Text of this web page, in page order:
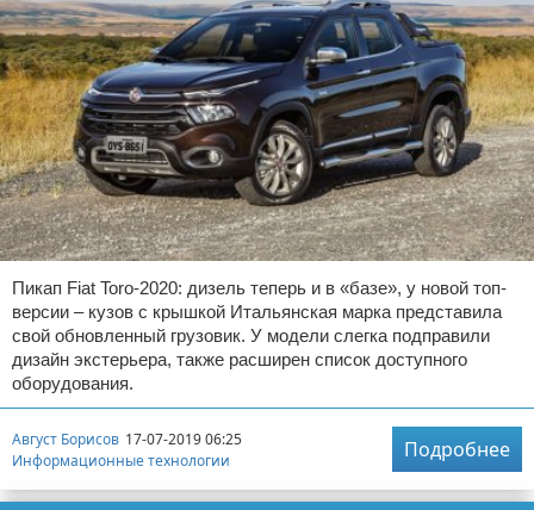
Пикап Fiat Toro-2020: дизель теперь и в «базе», у новой топ-
версии – кузов с крышкой Итальянская марка представила
свой обновленный грузовик. У модели слегка подправили
дизайн экстерьера, также расширен список доступного
оборудования.
Август Борисов 17-07-2019 06:25
Информационные технологии
Подробнее